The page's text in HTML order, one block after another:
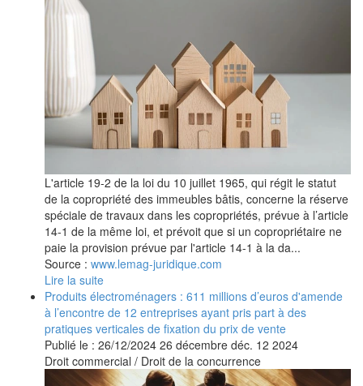
L'article 19-2 de la loi du 10 juillet 1965, qui régit le statut
de la copropriété des immeubles bâtis, concerne la réserve
spéciale de travaux dans les copropriétés, prévue à l’article
14-1 de la même loi, et prévoit que si un copropriétaire ne
paie la provision prévue par l'article 14-1 à la da...
Source : www.lemag-juridique.com
Lire la suite
Produits électroménagers : 611 millions d’euros d'amende
à l’encontre de 12 entreprises ayant pris part à des
pratiques verticales de fixation du prix de vente
Publié le : 26/12/2024 26 décembre déc. 12 2024
Droit commercial / Droit de la concurrence